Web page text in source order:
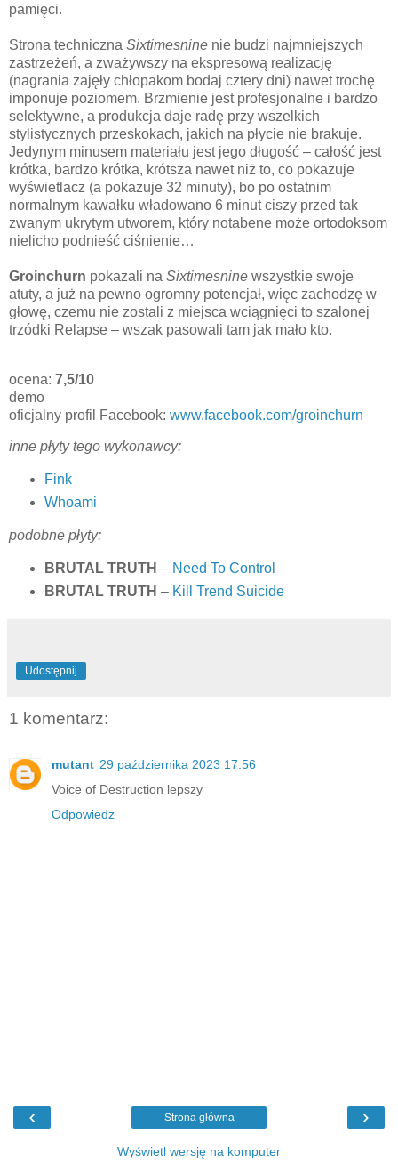
pamięci.
Strona techniczna Sixtimesnine nie budzi najmniejszych
zastrzeżeń, a zważywszy na ekspresową realizację
(nagrania zajęły chłopakom bodaj cztery dni) nawet trochę
imponuje poziomem. Brzmienie jest profesjonalne i bardzo
selektywne, a produkcja daje radę przy wszelkich
stylistycznych przeskokach, jakich na płycie nie brakuje.
Jedynym minusem materiału jest jego długość – całość jest
krótka, bardzo krótka, krótsza nawet niż to, co pokazuje
wyświetlacz (a pokazuje 32 minuty), bo po ostatnim
normalnym kawałku władowano 6 minut ciszy przed tak
zwanym ukrytym utworem, który notabene może ortodoksom
nielicho podnieść ciśnienie…
Groinchurn pokazali na Sixtimesnine wszystkie swoje
atuty, a już na pewno ogromny potencjał, więc zachodzę w
głowę, czemu nie zostali z miejsca wciągnięci to szalonej
trzódki Relapse – wszak pasowali tam jak mało kto.
ocena: 7,5/10
demo
oficjalny profil Facebook: www.facebook.com/groinchurn
inne płyty tego wykonawcy:
Fink
Whoami
podobne płyty:
BRUTAL TRUTH – Need To Control
BRUTAL TRUTH – Kill Trend Suicide
Udostępnij
1 komentarz:
mutant 29 października 2023 17:56
Voice of Destruction lepszy
Odpowiedz
‹ ›
Strona główna
Wyświetl wersję na komputer